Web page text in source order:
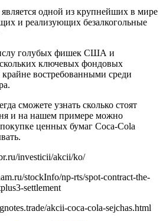
одной из крупнейших в мире
и реализующих безалкогольные
голубых фишек США и
ключевых фондовых
крайне востребованными среди
сможете узнать сколько стоят
и на нашем примере можно
ценных бумаг Coca-Cola
investicii/akcii/ko/
stockInfo/np-rts/spot-contract-the-
settlement
akcii-coca-cola-sejchas.html